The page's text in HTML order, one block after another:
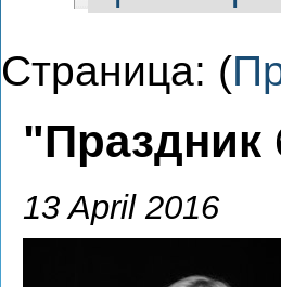
Страница: (
"Праздник
13 April 2016